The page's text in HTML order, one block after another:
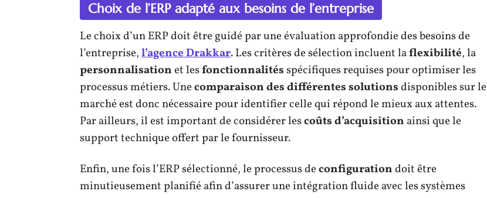
Choix de l’ERP adapté aux besoins de l’entreprise
Le choix d’un ERP doit être guidé par une évaluation approfondie des besoins de
l’entreprise,l’agence Drakkar. Les critères de sélection incluent laflexibilité, la
personnalisationet lesfonctionnalitésspécifiques requises pour optimiser les
processus métiers. Unecomparaison des différentes solutionsdisponibles sur le
marché est donc nécessaire pour identifier celle qui répond le mieux aux attentes.
Par ailleurs, il est important de considérer lescoûts d’acquisition ainsi que le
support technique offert par le fournisseur.
Enfin, une fois l’ERP sélectionné, le processus deconfigurationdoit être
minutieusement planifié afin d’assurer une intégration fluide avec les systèmes